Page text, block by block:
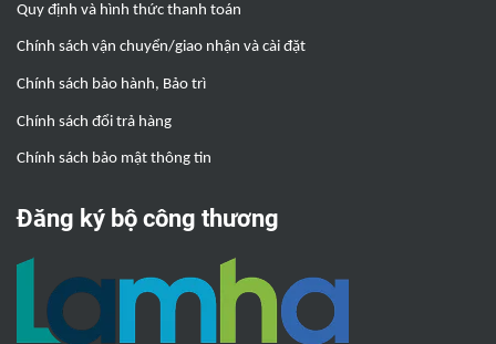
Quy định và hình thức thanh toán
Chính sách vận chuyển/giao nhận và cài đặt
Chính sách bảo hành, Bảo trì
Chính sách đổi trả hàng
Chính sách bảo mật thông tin
Đăng ký bộ công thương